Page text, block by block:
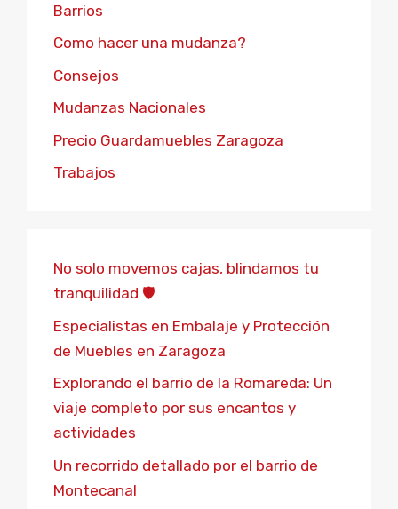
Barrios
Como hacer una mudanza?
Consejos
Mudanzas Nacionales
Precio Guardamuebles Zaragoza
Trabajos
No solo movemos cajas, blindamos tu
tranquilidad 🛡️
Especialistas en Embalaje y Protección
de Muebles en Zaragoza
Explorando el barrio de la Romareda: Un
viaje completo por sus encantos y
actividades
Un recorrido detallado por el barrio de
Montecanal